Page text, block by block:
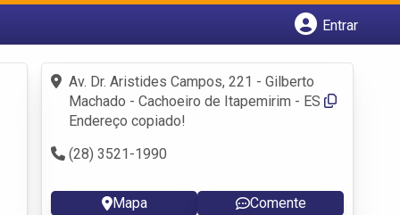
Entrar
Fazer login
Criar conta
Av. Dr. Aristides Campos, 221 - Gilberto
Machado - Cachoeiro de Itapemirim - ES
Endereço copiado!
(28) 3521-1990
Mapa Comente